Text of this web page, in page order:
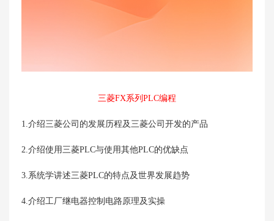
三菱FX系列PLC编程
1.介绍三菱公司的发展历程及三菱公司开发的产品
2.介绍使用三菱PLC与使用其他PLC的优缺点
3.系统学讲述三菱PLC的特点及世界发展趋势
4.介绍工厂继电器控制电路原理及实操